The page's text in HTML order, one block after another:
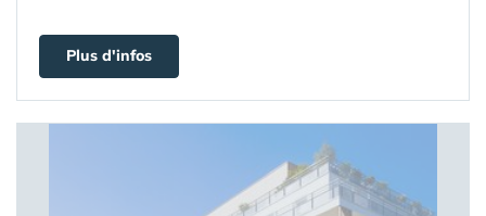
Plus d'infos